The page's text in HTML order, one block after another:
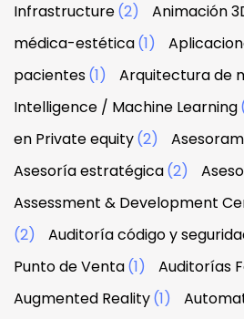
Infrastructure(2) Animación
médica-estética(1)
pacientes(1) Arquitectura de
Intelligence / Machine Learning
en Private equity(2)
Asesoría estratégica(2)
Assessment & Development
(2)
Auditoría código y
Punto de Venta(1) Auditorías
Augmented Reality(1)